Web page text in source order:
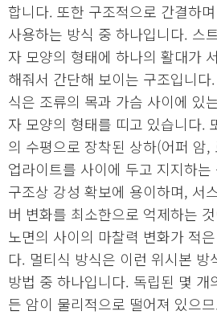
합니다. 또한 구조적으로 간결하
사용하는 방식 중 하나입니다. 스
자 모양의 형태에 하나의 활대가
해줘서 간단해 보이는 구조입니
식은 조류의 목과 가슴 사이에 있
자 모양의 형태를 띠고 있습니다.
의 수평으로 장착된 상하(어퍼 암,
업라이트를 사이에 두고 지지하
구조상 강성 확보에 용이하며, 서
버 변화를 최소한으로 억제하는
노면의 사이의 마찰력 변화가 적
다. 멀티식 방식은 이런 위시본 방
방법 중 하나입니다. 독립된 몇 개
든 암이 물리적으로 떨어져 있으